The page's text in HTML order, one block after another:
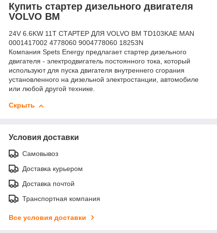
Купить стартер дизельного двигателя
VOLVO BM
24V 6.6KW 11T СТАРТЕР ДЛЯ VOLVO BM TD103KAE MAN
0001417002 4778060 9004778060 18253N
Компания Spets Energy предлагает стартер дизельного
двигателя - электродвигатель постоянного тока, который
используют для пуска двигателя внутреннего сгорания
установленного на дизельной электростанции, автомобиле
или любой другой технике.
Скрыть
Условия доставки
Самовывоз
Доставка курьером
Доставка почтой
Транспортная компания
Все условия доставки